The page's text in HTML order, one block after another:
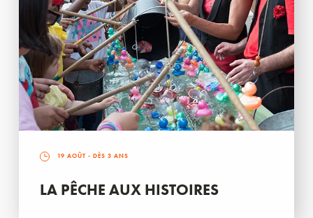
19 AOÛT - DÈS 3 ANS
LA PÊCHE AUX HISTOIRES